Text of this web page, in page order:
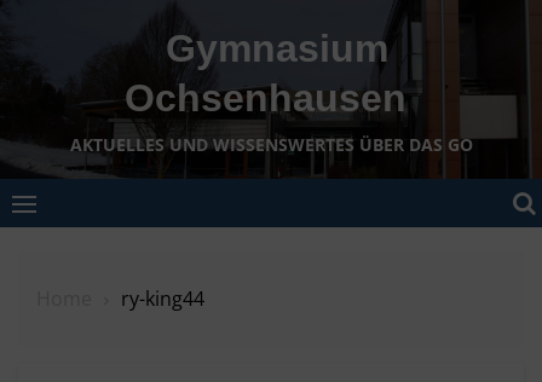
content
Gymnasium
Ochsenhausen
AKTUELLES UND WISSENSWERTES ÜBER DAS GO
ry-king44